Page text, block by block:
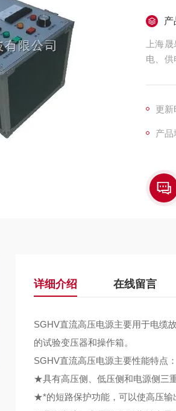
产
上海
电、
更新
产品
详细介绍 在线留言
SGHV直流高压电源主要用于电缆
的试验变压器和操作箱。
SGHV直流高压电源主要性能特点：
★具有高压侧、低压侧和电源侧三
★*的短路保护功能，可以使高压输